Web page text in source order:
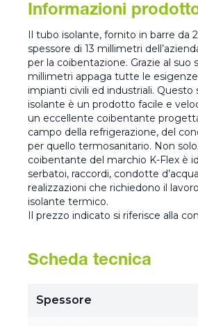
Informazioni
Il tubo isolante, fornito in barre da
spessore di 13 millimetri
per la coibentazione. Grazie al suo
millimetri appaga tutte le
impianti civili ed industriali. Questo
isolante è un prodotto facile e
un eccellente coibentante
campo della refrigerazione, del
per quello termosanitario. Non
coibentante del marchio K-Flex è
serbatoi, raccordi, condotte
realizzazioni che richiedono il
isolante termico.
Il prezzo indicato si riferisce alla
Scheda tecnica
Spessore